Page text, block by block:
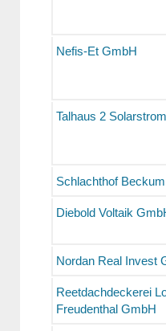
Nefis-Et GmbH
Talhaus 2
Schlachthof
Diebold Voltaik
Nordan Real Invest
Reetdachdeckerei
Freudenthal GmbH